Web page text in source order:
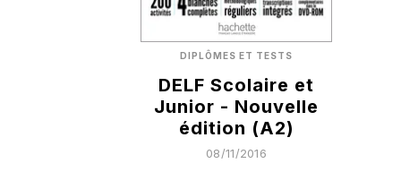
DIPLÔMES ET TESTS
DELF Scolaire et
Junior - Nouvelle
édition (A2)
08/11/2016